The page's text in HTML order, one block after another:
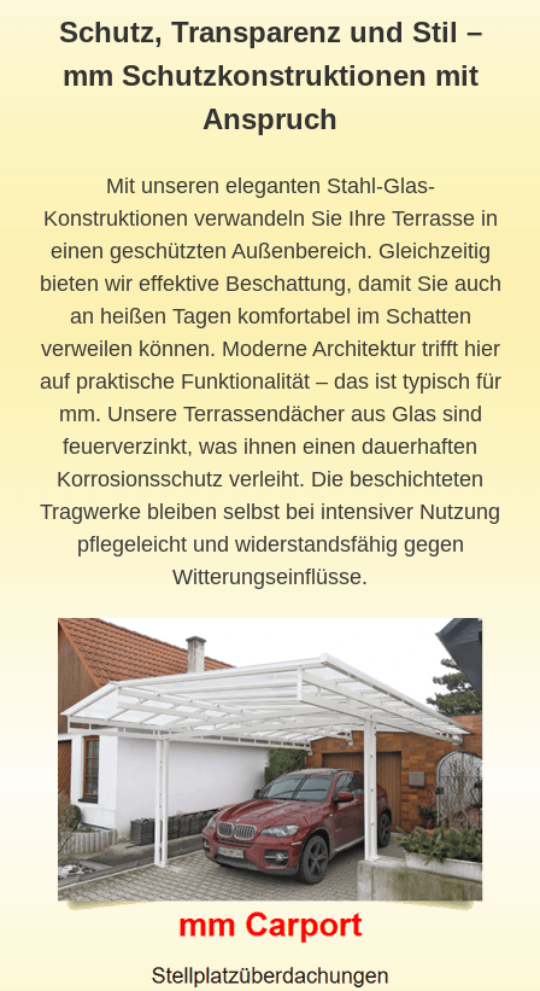
Schutz, Transparenz und Stil –
mm Schutzkonstruktionen mit
Anspruch
Mit unseren eleganten Stahl-Glas-
Konstruktionen verwandeln Sie Ihre Terrasse in
einen geschützten Außenbereich. Gleichzeitig
bieten wir effektive Beschattung, damit Sie auch
an heißen Tagen komfortabel im Schatten
verweilen können. Moderne Architektur trifft hier
auf praktische Funktionalität – das ist typisch für
mm. Unsere Terrassendächer aus Glas sind
feuerverzinkt, was ihnen einen dauerhaften
Korrosionsschutz verleiht. Die beschichteten
Tragwerke bleiben selbst bei intensiver Nutzung
pflegeleicht und widerstandsfähig gegen
Witterungseinflüsse.